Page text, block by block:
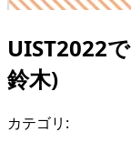
UIST2022
鈴木)
カテゴリ: